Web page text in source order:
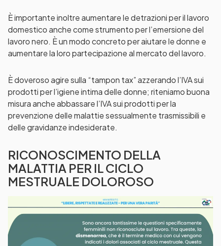
È importante inoltre aumentare le detrazioni per il lavoro
domestico anche come strumento per l’emersione del
lavoro nero. È un modo concreto per aiutare le donne e
aumentare la loro partecipazione al mercato del lavoro.
È doveroso agire sulla “tampon tax” azzerando l’IVA sui
prodotti per l’igiene intima delle donne; riteniamo buona
misura anche abbassare l’IVA sui prodotti per la
prevenzione delle malattie sessualmente trasmissibili e
delle gravidanze indesiderate.
RICONOSCIMENTO DELLA
MALATTIA PER IL CICLO
MESTRUALE DOLOROSO